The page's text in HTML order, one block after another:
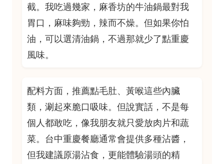
截。我吃過幾家，麻香坊的牛油鍋最對我
胃口，麻味夠勁，辣而不燥。但如果你怕
油，可以選清油鍋，不過那就少了點重慶
風味。
配料方面，推薦點毛肚、黃喉這些內臟
類，涮起來脆口吸味。但說實話，不是每
個人都敢吃，像我朋友就只愛放肉片和蔬
菜。台中重慶餐廳通常會提供多種沾醬，
但我建議原湯沾食，更能體驗湯頭的精